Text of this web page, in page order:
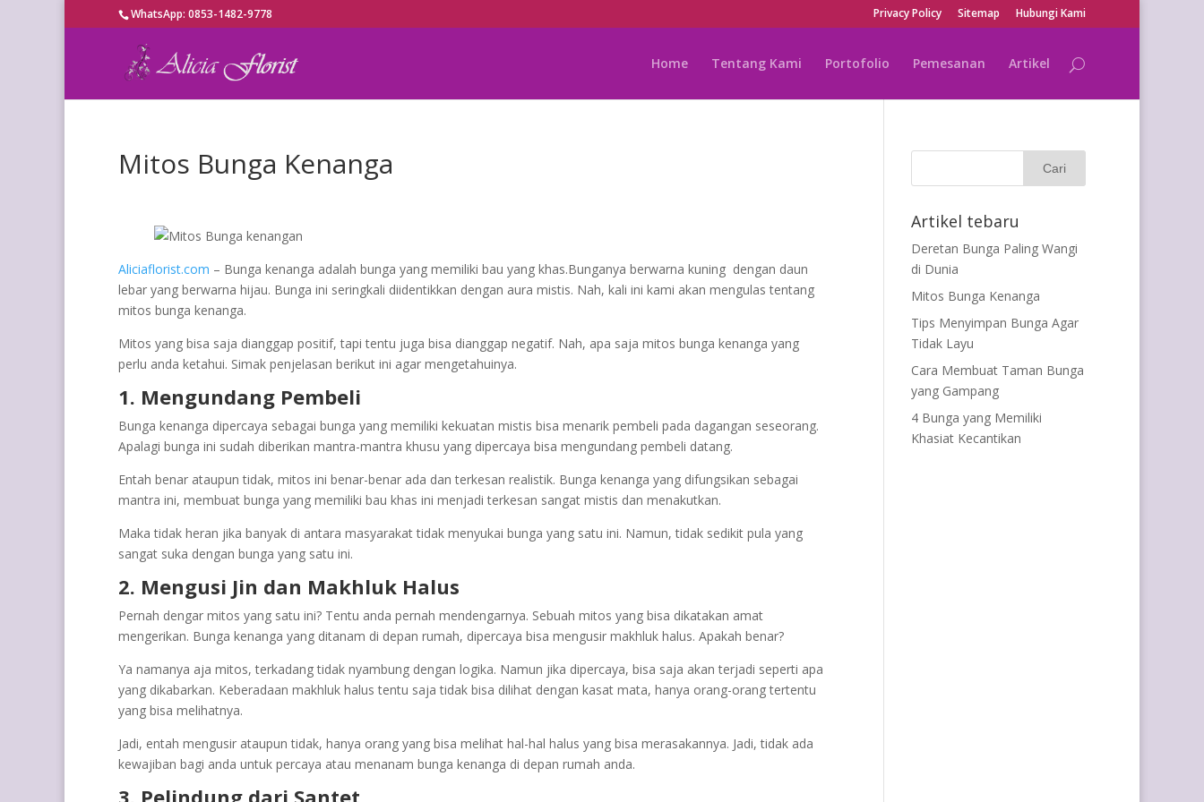
WhatsApp: 0853-1482-9778 Privacy Policy Sitemap Hubungi Kami
Home Tentang Kami Portofolio Pemesanan Artikel
Mitos Bunga Kenanga
Aliciaflorist.com – Bunga kenanga adalah bunga yang memiliki bau yang khas.Bunganya berwarna kuning dengan daun
lebar yang berwarna hijau. Bunga ini seringkali diidentikkan dengan aura mistis. Nah, kali ini kami akan mengulas tentang
mitos bunga kenanga.
Mitos yang bisa saja dianggap positif, tapi tentu juga bisa dianggap negatif. Nah, apa saja mitos bunga kenanga yang
perlu anda ketahui. Simak penjelasan berikut ini agar mengetahuinya.
1. Mengundang Pembeli
Bunga kenanga dipercaya sebagai bunga yang memiliki kekuatan mistis bisa menarik pembeli pada dagangan seseorang.
Apalagi bunga ini sudah diberikan mantra-mantra khusu yang dipercaya bisa mengundang pembeli datang.
Entah benar ataupun tidak, mitos ini benar-benar ada dan terkesan realistik. Bunga kenanga yang difungsikan sebagai
mantra ini, membuat bunga yang memiliki bau khas ini menjadi terkesan sangat mistis dan menakutkan.
Maka tidak heran jika banyak di antara masyarakat tidak menyukai bunga yang satu ini. Namun, tidak sedikit pula yang
sangat suka dengan bunga yang satu ini.
2. Mengusi Jin dan Makhluk Halus
Pernah dengar mitos yang satu ini? Tentu anda pernah mendengarnya. Sebuah mitos yang bisa dikatakan amat
mengerikan. Bunga kenanga yang ditanam di depan rumah, dipercaya bisa mengusir makhluk halus. Apakah benar?
Ya namanya aja mitos, terkadang tidak nyambung dengan logika. Namun jika dipercaya, bisa saja akan terjadi seperti apa
yang dikabarkan. Keberadaan makhluk halus tentu saja tidak bisa dilihat dengan kasat mata, hanya orang-orang tertentu
yang bisa melihatnya.
Jadi, entah mengusir ataupun tidak, hanya orang yang bisa melihat hal-hal halus yang bisa merasakannya. Jadi, tidak ada
kewajiban bagi anda untuk percaya atau menanam bunga kenanga di depan rumah anda.
3. Pelindung dari Santet
Artikel tebaru
Deretan Bunga Paling Wangi
di Dunia
Mitos Bunga Kenanga
Tips Menyimpan Bunga Agar
Tidak Layu
Cara Membuat Taman Bunga
yang Gampang
4 Bunga yang Memiliki
Khasiat Kecantikan